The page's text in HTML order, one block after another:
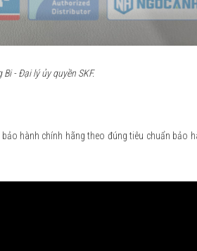
- Đại lý ủy quyền SKF.
hành chính hãng theo đúng tiêu chuẩn bảo